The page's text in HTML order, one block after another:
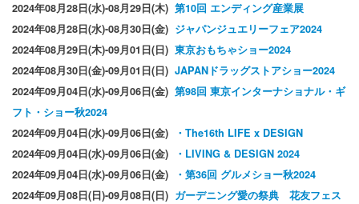
2024年08月28日(水)-08月29日(木) 第10回 エンディング産業展
2024年08月28日(水)-08月30日(金) ジャパンジュエリーフェア2024
2024年08月29日(木)-09月01日(日) 東京おもちゃショー2024
2024年08月30日(金)-09月01日(日) JAPANドラッグストアショー2024
2024年09月04日(水)-09月06日(金) 第98回 東京インターナショナル・ギ
フト・ショー秋2024
2024年09月04日(水)-09月06日(金)
・The16th LIFE x DESIGN
2024年09月04日(水)-09月06日(金)
・LIVING & DESIGN 2024
2024年09月04日(水)-09月06日(金)
・第36回 グルメショー秋2024
2024年09月08日(日)-09月08日(日) ガーデニング愛の祭典 花友フェス